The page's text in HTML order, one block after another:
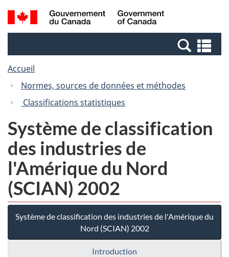
Passer
au
Passer
à
Canada
Recherche
et
et
Accueil
Normes, sources de données et méthodes
Classifications statistiques
Système de classification
des industries de
l'Amérique du Nord
(SCIAN) 2002
Système de classification des industries de l'Amérique du
Nord (SCIAN) 2002
Introduction